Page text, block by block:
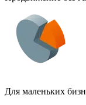
Для маленьких